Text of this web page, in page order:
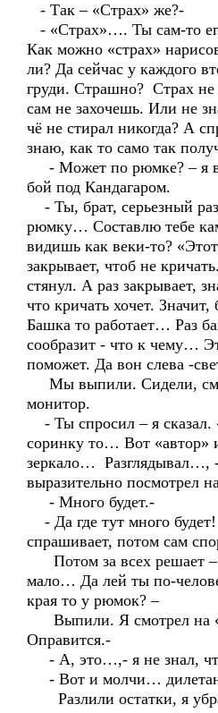
- Так – «Страх» же?-
- «Страх»…. Ты сам-то
Как можно «страх»
ли? Да сейчас у каждого
груди. Страшно? Страх не
сам не захочешь. Или не
чё не стирал никогда? А
знаю, как то само так
- Может по рюмке? – я
бой под Кандагаром.
- Ты, брат, серьезный
рюмку… Составлю тебе
видишь как веки-то?
закрывает, чтоб не
стянул. А раз закрывает,
что кричать хочет. Значит,
Башка то работает… Раз
сообразит - что к чему…
поможет. Да вон слева -
Мы выпили. Сидели,
монитор.
- Ты спросил – я сказал.
соринку то… Вот «автор»
зеркало… Разглядывал…,
выразительно посмотрел
- Много будет.-
- Да где тут много
спрашивает, потом сам
Потом за всех решает
мало… Да лей ты по-
края то у рюмок? –
Выпили. Я смотрел на
Оправится.-
- А, это…,- я не знал,
- Вот и молчи…
Разлили остатки, я